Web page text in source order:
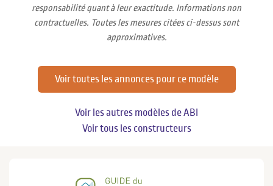
responsabilité quant à leur exactitude. Informations non
contractuelles. Toutes les mesures citées ci-dessus sont
approximatives.
Voir toutes les annonces pour ce modèle
Voir les autres modèles de ABI
Voir tous les constructeurs